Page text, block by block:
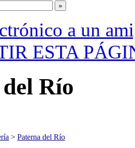
a un
ESTA
Río
> Paterna del Río